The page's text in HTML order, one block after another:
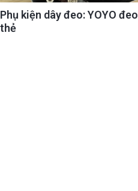
Phụ kiện dây đeo: YOYO đeo
thẻ